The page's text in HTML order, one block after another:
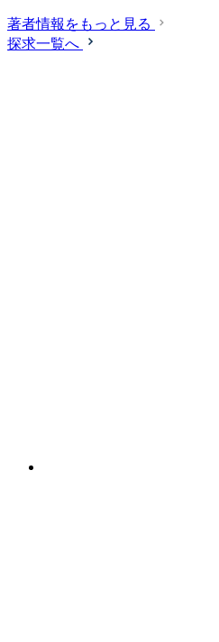
著者情報をもっと見る
探求一覧へ